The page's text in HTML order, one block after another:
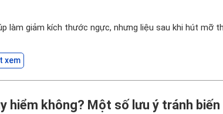
làm giảm kích thước ngực, nhưng liệu sau khi hút mỡ
xem
hiểm không? Một số lưu ý tránh